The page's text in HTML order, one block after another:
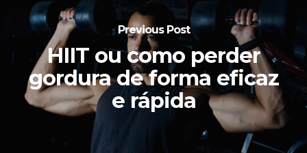
Previous Post
HIIT ou como perder
gordura de forma eficaz
e rápida